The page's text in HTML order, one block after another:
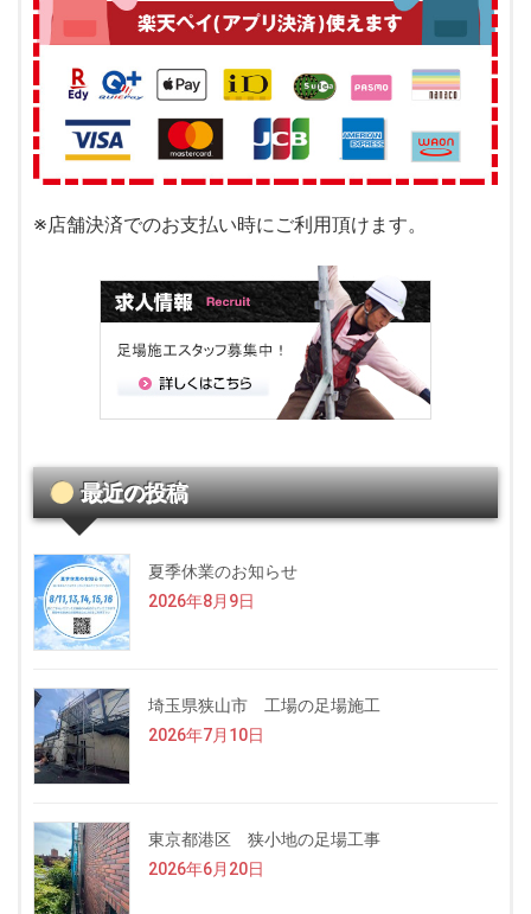
※店舗決済でのお支払い時にご利用頂けます。
最近の投稿
夏季休業のお知らせ
2026年8月9日
埼玉県狭山市 工場の足場施工
2026年7月10日
東京都港区 狭小地の足場工事
2026年6月20日